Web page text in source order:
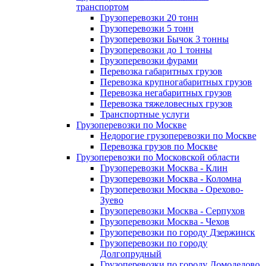
транспортом
Грузоперевозки 20 тонн
Грузоперевозки 5 тонн
Грузоперевозки Бычок 3 тонны
Грузоперевозки до 1 тонны
Грузоперевозки фурами
Перевозка габаритных грузов
Перевозка крупногабаритных грузов
Перевозка негабаритных грузов
Перевозка тяжеловесных грузов
Транспортные услуги
Грузоперевозки по Москве
Недорогие грузоперевозки по Москве
Перевозка грузов по Москве
Грузоперевозки по Московской области
Грузоперевозки Москва - Клин
Грузоперевозки Москва - Коломна
Грузоперевозки Москва - Орехово-
Зуево
Грузоперевозки Москва - Серпухов
Грузоперевозки Москва - Чехов
Грузоперевозки по городу Дзержинск
Грузоперевозки по городу
Долгопрудный